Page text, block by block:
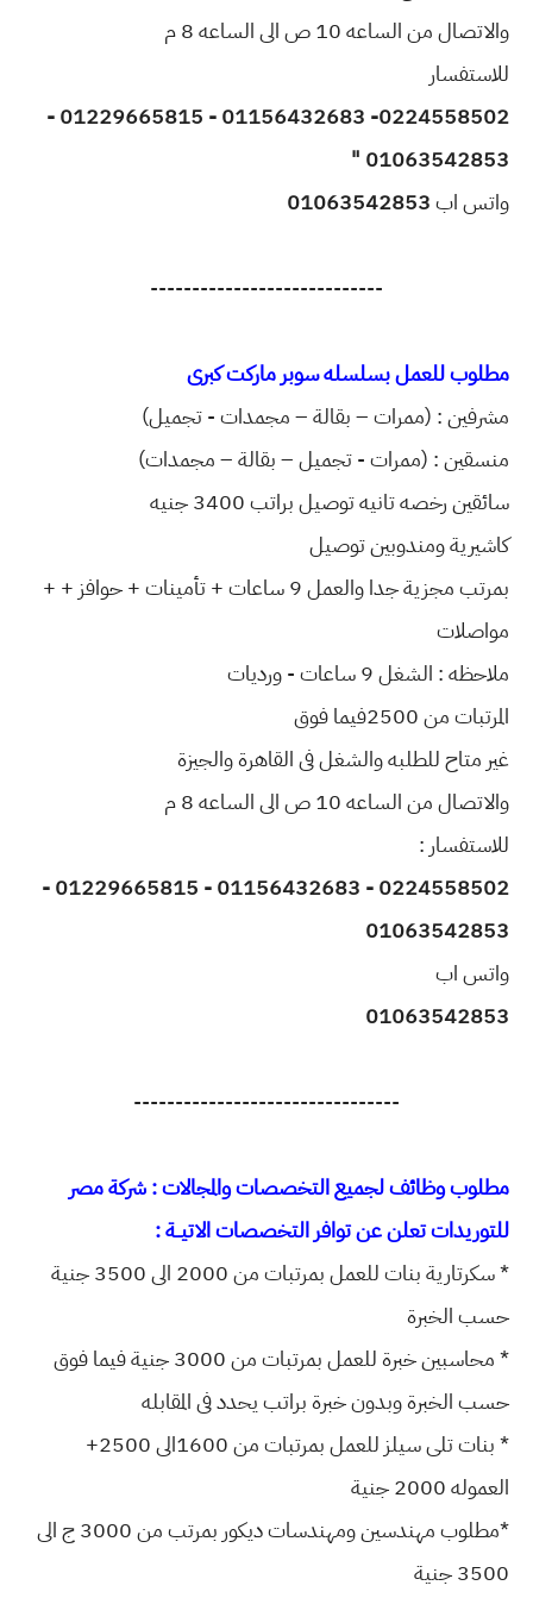
والاتصال من الساعه 10 ص الى الساعه 8 م
للاستفسار
0224558502- 01156432683 - 01229665815 -
01063542853 "
واتس اب01063542853
----------------------------
مطلوب للعمل بسلسله سوبر ماركت كبرى
مشرفين : (ممرات – بقالة – مجمدات - تجميل)
منسقين : (ممرات - تجميل – بقالة – مجمدات)
سائقين رخصه تانيه توصيل براتب 3400 جنيه
كاشيرية ومندوبين توصيل
بمرتب مجزية جدا والعمل 9 ساعات + تأمينات + حوافز + +
مواصلات
ملاحظه : الشغل 9 ساعات - ورديات
المرتبات من 2500فيما فوق
غير متاح للطلبه والشغل فى القاهرة والجيزة
والاتصال من الساعه 10 ص الى الساعه 8 م
للاستفسار :
0224558502 - 01156432683 - 01229665815 -
01063542853
واتس اب
01063542853
--------------------------------
مطلوب وظائف لجميع التخصصات والمجالات : شركة مصر
للتوريدات تعلن عن توافر التخصصات الاتيــة :
* سكرتارية بنات للعمل بمرتبات من 2000 الى 3500 جنية
حسب الخبرة
* محاسبين خبرة للعمل بمرتبات من 3000 جنية فيما فوق
حسب الخبرة وبدون خبرة براتب يحدد فى المقابله
* بنات تلى سيلز للعمل بمرتبات من 1600الى 2500+
العموله 2000 جنية
*مطلوب مهندسين ومهندسات ديكور بمرتب من 3000 ج الى
3500 جنية